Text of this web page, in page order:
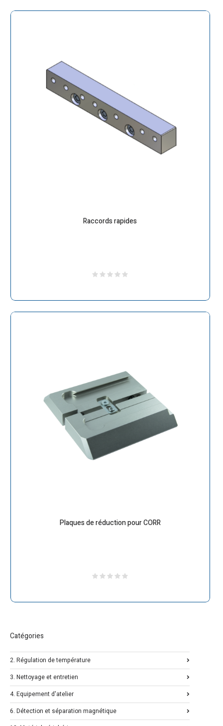
Raccords rapides
Plaques de réduction pour CORR
Catégories
2. Régulation de température
3. Nettoyage et entretien
4. Equipement d'atelier
6. Détection et séparation magnétique